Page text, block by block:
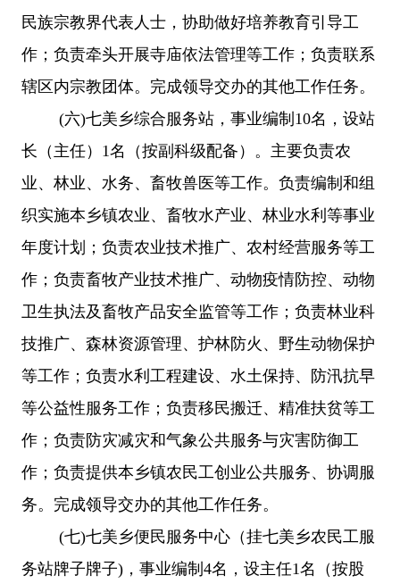
民族宗教界代表人士，协助做好培养教育引导工
作；负责牵头开展寺庙依法管理等工作；负责联系
辖区内宗教团体。完成领导交办的其他工作任务。
(六)七美乡综合服务站，事业编制10名，设站
长（主任）1名（按副科级配备）。主要负责农
业、林业、水务、畜牧兽医等工作。负责编制和组
织实施本乡镇农业、畜牧水产业、林业水利等事业
年度计划；负责农业技术推广、农村经营服务等工
作；负责畜牧产业技术推广、动物疫情防控、动物
卫生执法及畜牧产品安全监管等工作；负责林业科
技推广、森林资源管理、护林防火、野生动物保护
等工作；负责水利工程建设、水土保持、防汛抗早
等公益性服务工作；负责移民搬迁、精准扶贫等工
作；负责防灾减灾和气象公共服务与灾害防御工
作；负责提供本乡镇农民工创业公共服务、协调服
务。完成领导交办的其他工作任务。
(七)七美乡便民服务中心（挂七美乡农民工服
务站牌子牌子)，事业编制4名，设主任1名（按股